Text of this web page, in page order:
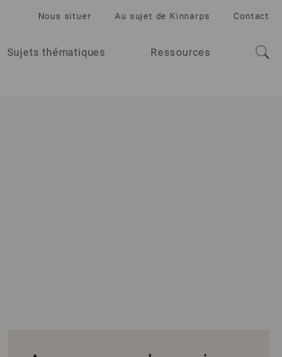
Sujets thématiques Ressources
Nous situer Au sujet de Kinnarps Contact